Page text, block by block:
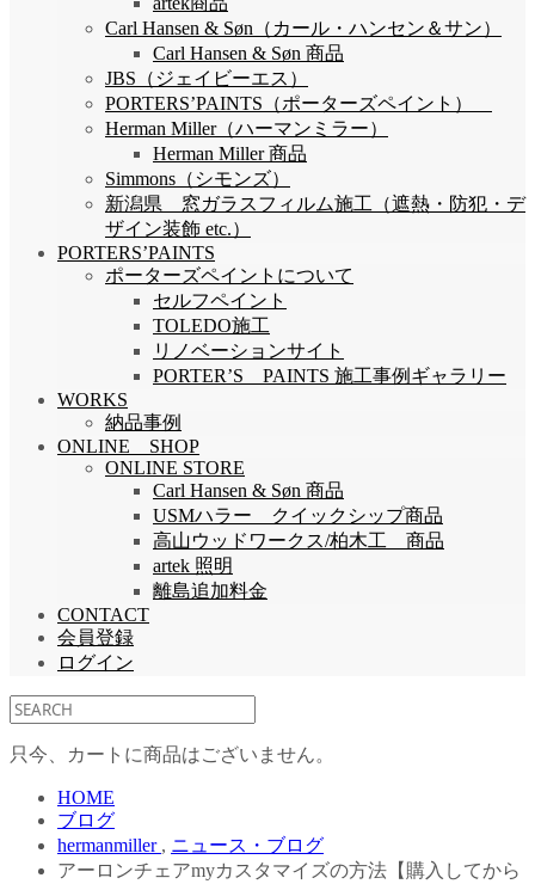
Carl Hansen & Søn（カール・ハンセン＆サン）
Carl Hansen & Søn 商品
JBS（ジェイビーエス）
PORTERS’PAINTS（ポーターズペイント）
Herman Miller（ハーマンミラー）
Herman Miller 商品
Simmons（シモンズ）
新潟県 窓ガラスフィルム施工（遮熱・防犯・デ
ザイン装飾 etc.）
PORTERS’PAINTS
ポーターズペイントについて
セルフペイント
TOLEDO施工
リノベーションサイト
PORTER’S PAINTS 施工事例ギャラリー
WORKS
納品事例
ONLINE SHOP
ONLINE STORE
Carl Hansen & Søn 商品
USMハラー クイックシップ商品
高山ウッドワークス/柏木工 商品
artek 照明
離島追加料金
CONTACT
会員登録
ログイン
只今、カートに商品はございません。
HOME
ブログ
hermanmiller , ニュース・ブログ
アーロンチェアmyカスタマイズの方法【購入してから